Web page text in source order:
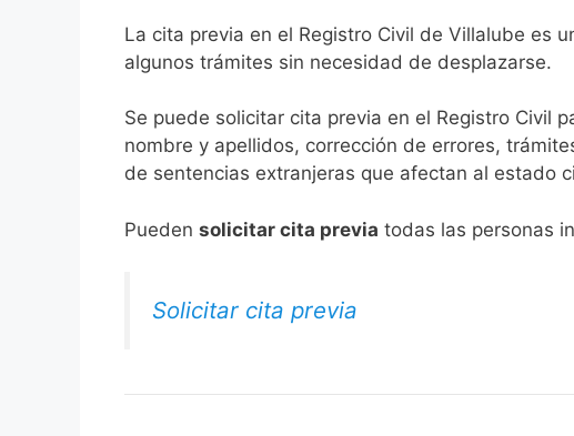
​​​​​​​​​​​​​​​​​​​​​​​​​​​​La cita previa en el Registro Civil de Villalube es
algunos trámites sin necesidad de desplazarse.​
Se puede solicitar cita previa en el Registro Civil
nombre y apellidos, corrección de errores,
de sentencias extranjeras que afectan al estado
​Pueden solicitar cita previa todas las personas
Solicitar cita previa